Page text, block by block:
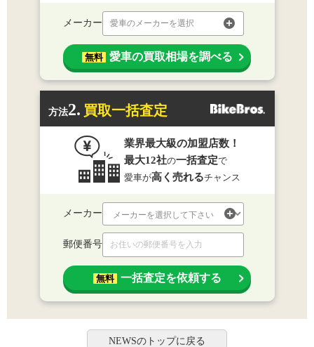
メーカー 愛車のメーカーを選択
無料 愛車の買取相場を調べる
方法2. 買取一括査定
業界最大級の加盟店数！
最大12社の一括査定で
愛車が高く売れるチャンス
メーカー
郵便番号
無料 一括査定を依頼する
NEWSのトップに戻る